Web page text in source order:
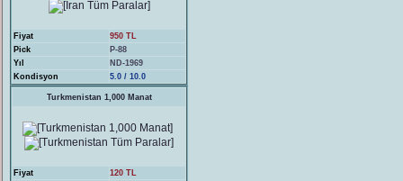
Fiyat
950 TL
Pick
P-88
Yıl
ND-1969
Kondisyon
5.0 / 10.0
Turkmenistan 1,000 Manat
Fiyat
120 TL